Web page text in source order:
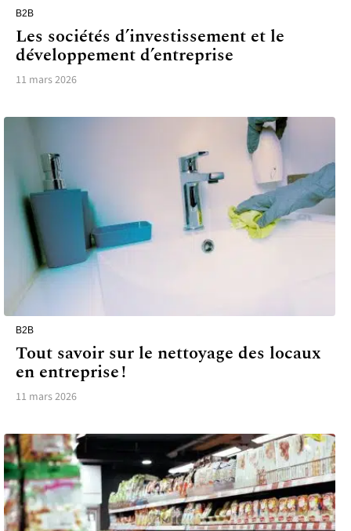
B2B
Les sociétés d’investissement et le
développement d’entreprise
11 mars 2026
B2B
Tout savoir sur le nettoyage des locaux
en entreprise !
11 mars 2026